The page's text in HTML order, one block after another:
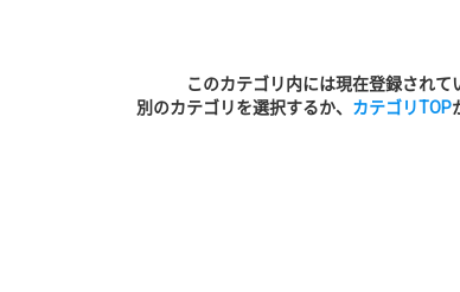
このカテゴリ内には現在登録されて
別のカテゴリを選択するか、 カテゴリTOP